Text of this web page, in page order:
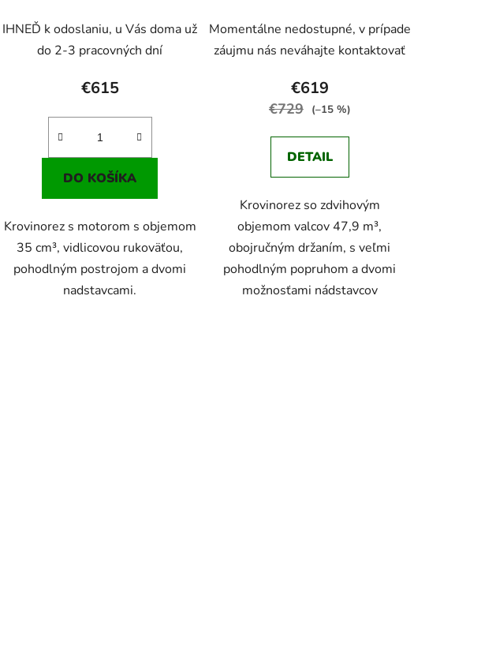
IHNEĎ k odoslaniu, u Vás doma už
do 2-3 pracovných dní
€615
DO KOŠÍKA
Krovinorez s motorom s objemom
35 cm³, vidlicovou rukoväťou,
pohodlným postrojom a dvomi
nadstavcami.
Momentálne nedostupné, v prípade
záujmu nás neváhajte kontaktovať
€619
€729 (–15 %)
DETAIL
Krovinorez so zdvihovým
objemom valcov 47,9 m³,
obojručným držaním, s veľmi
pohodlným popruhom a dvomi
možnosťami nádstavcov